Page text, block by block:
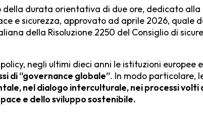
durata orientativa di due ore, dedicato alla
e sicurezza, approvato ad aprile 2026, quale
della Risoluzione 2250 del Consiglio di
negli ultimi dieci anni le istituzioni
di “governance globale”. In modo particolare,
nel dialogo interculturale, nei processi
e dello sviluppo sostenibile.